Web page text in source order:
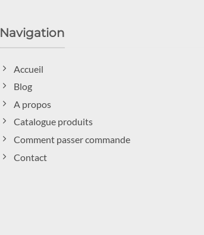
Navigation
Accueil
Blog
A propos
Catalogue produits
Comment passer commande
Contact